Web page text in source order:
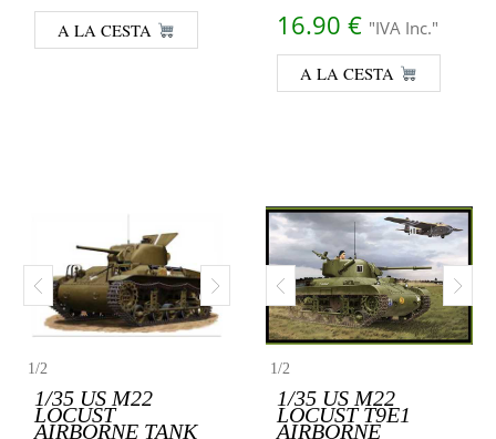
A LA CESTA 16.90 € "IVA Inc."
A LA CESTA
1/2
1/35 US M22
LOCUST
AIRBORNE TANK
1/2
1/35 US M22
LOCUST T9E1
AIRBORNE